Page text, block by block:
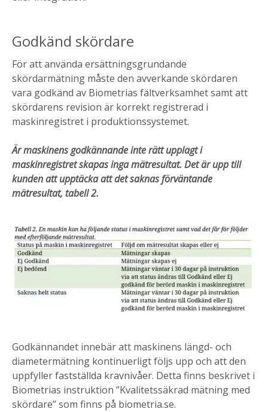
Godkänd skördare
För att använda ersättningsgrundande
skördarmätning måste den avverkande skördaren
vara godkänd av Biometrias fältverksamhet samt att
skördarens revision är korrekt registrerad i
maskinregistret i produktionssystemet.
Är maskinens godkännande inte rätt upplagt i
maskinregistret skapas ingamätresultat. Det är upp till
kunden att upptäcka att det saknas förväntande
mätresultat, tabell 2.
Godkännandet innebär att maskinens längd- och
diametermätning kontinuerligt följs upp och att den
uppfyller fastställda kravnivåer. Detta finns beskrivet i
Biometrias instruktion ”Kvalitetssäkrad mätning med
skördare” som finns på biometria.se.